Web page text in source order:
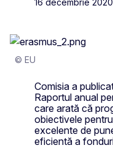
© EU
Comisia a
Raportul anual
care arată că
obiectivele
excelente de
eficientă a